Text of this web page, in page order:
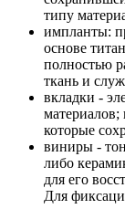
типу
импланты:
основе
полностью
ткань и
вкладки -
материалов;
которые
виниры -
либо
для его
Для